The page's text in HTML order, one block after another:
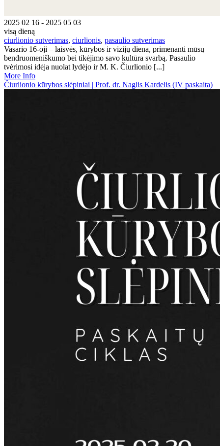
2025 02 16 - 2025 05 03
visą dieną
ciurlionio sutverimas, ciurlionis, pasaulio sutverimas
Vasario 16-oji – laisvės, kūrybos ir vizijų diena, primenanti mūsų
bendruomeniškumo bei tikėjimo savo kultūra svarbą. Pasaulio
tvėrimosi idėja nuolat lydėjo ir M. K. Čiurlionio [...]
More Info
Čiurlionio kūrybos slėpiniai | Prof. dr. Naglis Kardelis (IV paskaita)